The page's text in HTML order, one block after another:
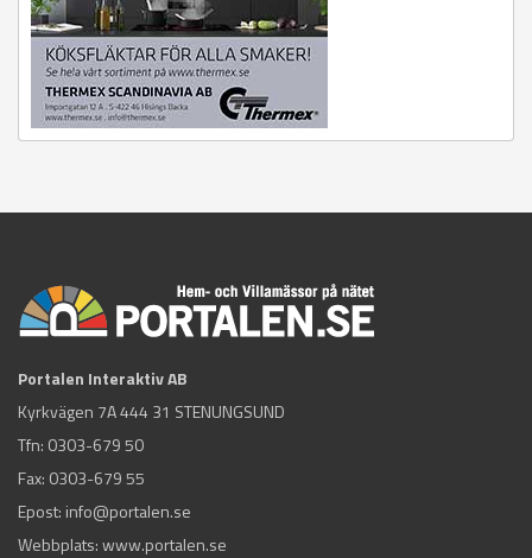
Portalen Interaktiv AB
Kyrkvägen 7A 444 31 STENUNGSUND
Tfn: 0303-679 50
Fax: 0303-679 55
Epost: info@portalen.se
Webbplats: www.portalen.se